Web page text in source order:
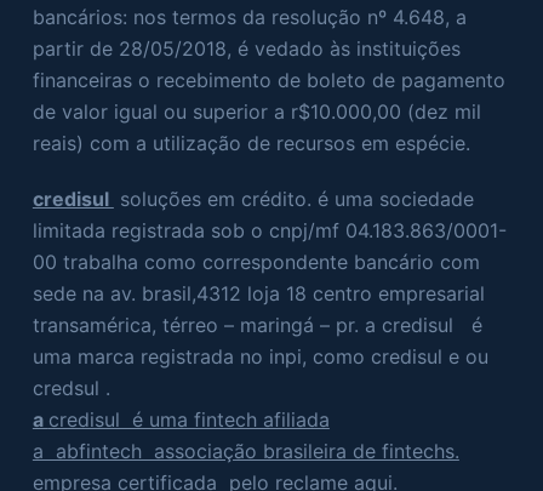
bancários: nos termos da resolução nº 4.648, a
partir de 28/05/2018, é vedado às instituições
financeiras o recebimento de boleto de pagamento
de valor igual ou superior a r$10.000,00 (dez mil
reais) com a utilização de recursos em espécie.
credisul soluções em crédito. é uma sociedade
limitada registrada sob o cnpj/mf 04.183.863/0001-
00 trabalha como correspondente bancário com
sede na av. brasil,4312 loja 18 centro empresarial
transamérica, térreo – maringá – pr. a credisul é
uma marca registrada no inpi, como credisul e ou
credsul .
a credisul é uma fintech afiliada
a abfintech associação brasileira de fintechs.
empresa certificada pelo reclame aqui.